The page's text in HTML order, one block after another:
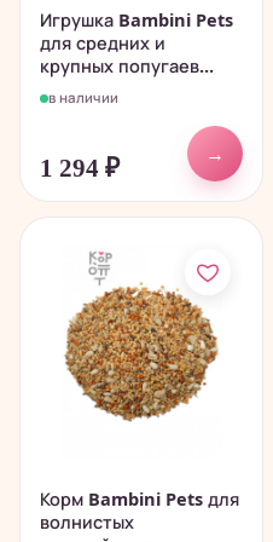
Игрушка Bambini Pets
для средних и
крупных попугаев...
в наличии
1 294 ₽
→
Корм Bambini Pets для
волнистых